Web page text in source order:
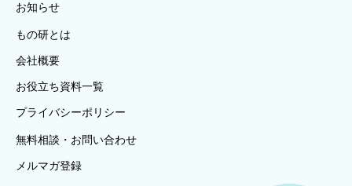
お知らせ
もの研とは
会社概要
お役立ち資料一覧
プライバシーポリシー
無料相談・お問い合わせ
メルマガ登録